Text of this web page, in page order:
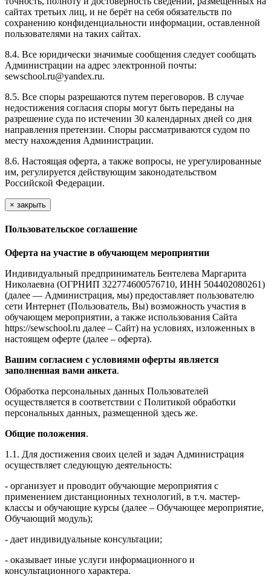
сайтах третьих лиц, и не берёт на себя обязательств по
сохранению конфиденциальности информации, оставленной
пользователями на таких сайтах.
8.4. Все юридически значимые сообщения следует сообщать
Администрации на адрес электронной почты:
sewschool.ru@yandex.ru.
8.5. Все споры разрешаются путем переговоров. В случае
недостижения согласия споры могут быть переданы на
разрешение суда по истечении 30 календарных дней со дня
направления претензии. Споры рассматриваются судом по
месту нахождения Администрации.
8.6. Настоящая оферта, а также вопросы, не урегулированные
им, регулируется действующим законодательством
Российской Федерации.
× закрыть
Пользовательское соглашение
Оферта на участие в обучающем мероприятии
Индивидуальный предприниматель Бентелева Маргарита
Николаевна (ОГРНИП 322774600576710, ИНН 504402080261)
(далее — Администрация, мы) предоставляет пользователю
сети Интернет (Пользователь, Вы) возможность участия в
обучающем мероприятии, а также использования Сайта
https://sewschool.ru далее – Сайт) на условиях, изложенных в
настоящем оферте (далее – оферта).
Вашим согласием с условиями оферты является
заполненная вами анкета.
Обработка персональных данных Пользователей
осуществляется в соответствии с Политикой обработки
персональных данных, размещенной здесь же.
Общие положения.
1.1. Для достижения своих целей и задач Администрация
осуществляет следующую деятельность:
- организует и проводит обучающие мероприятия с
применением дистанционных технологий, в т.ч. мастер-
классы и обучающие курсы (далее – Обучающее мероприятие,
Обучающий модуль);
- дает индивидуальные консультации;
- оказывает иные услуги информационного и
консультационного характера.